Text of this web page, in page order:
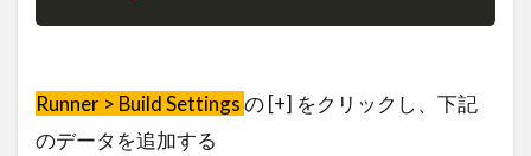
Runner > Build Settingsの [+] をクリックし、下記
のデータを追加する